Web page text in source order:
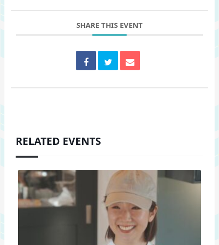
SHARE THIS EVENT
RELATED EVENTS